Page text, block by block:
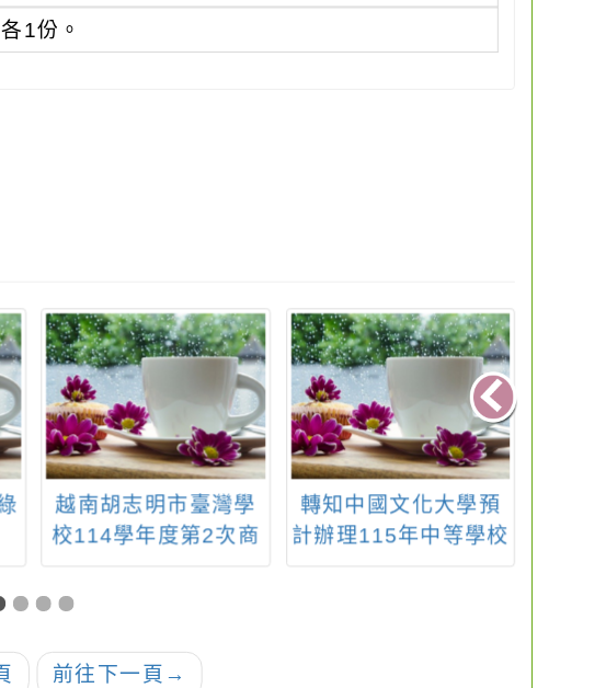
1份。
越南胡志明市臺灣學
校114學年度第2次商
轉知中國文化大學預
計辦理115年中等學校
前往下一頁 →